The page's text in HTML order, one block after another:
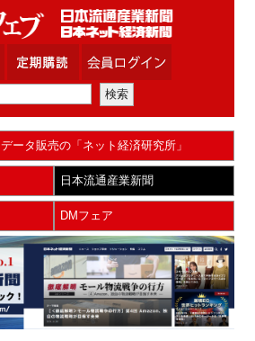
データ販売の「ネット経済研究所」
日本流通産業新聞
DMフェア